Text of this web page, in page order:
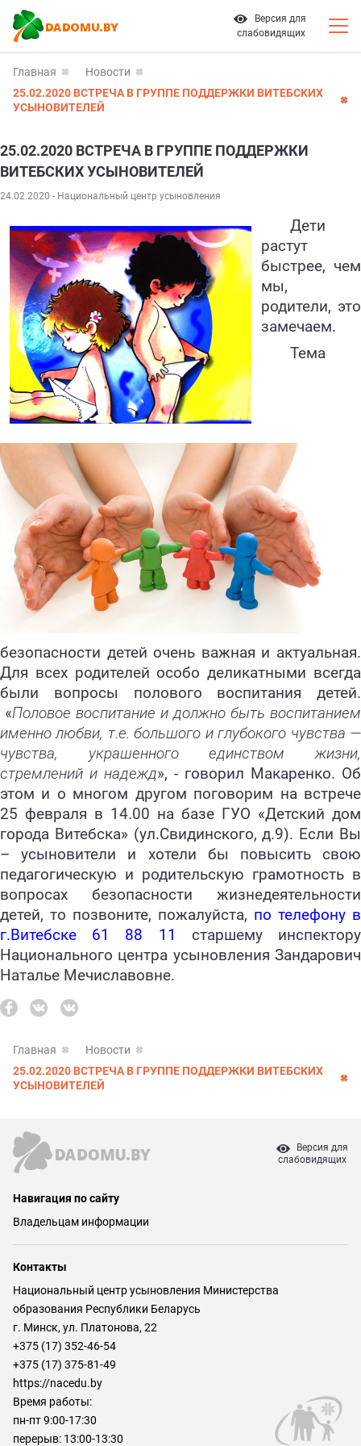
Версия для
слабовидящих
Главная
Новости
25.02.2020 ВСТРЕЧА В ГРУППЕ ПОДДЕРЖКИ ВИТЕБСКИХ
УСЫНОВИТЕЛЕЙ
25.02.2020 ВСТРЕЧА В ГРУППЕ ПОДДЕРЖКИ
ВИТЕБСКИХ УСЫНОВИТЕЛЕЙ
24.02.2020 - Национальный центр усыновления
Дети
растут
быстрее, чем
мы,
родители, это
замечаем.
Тема
безопасности детей очень важная и актуальная.
Для всех родителей особо деликатными всегда
были вопросы полового воспитания детей.
«Половое воспитание и должно быть воспитанием
именно любви, т.е. большого и глубокого чувства —
чувства, украшенного единством жизни,
стремлений и надежд», - говорил Макаренко. Об
этом и о многом другом поговорим на встрече
25 февраля в 14.00 на базе ГУО «Детский дом
города Витебска» (ул.Свидинского, д.9). Если Вы
– усыновители и хотели бы повысить свою
педагогическую и родительскую грамотность в
вопросах безопасности жизнедеятельности
детей, то позвоните, пожалуйста, по телефону в
г.Витебске 61 88 11
старшему инспектору
Национального центра усыновления Зандарович
Наталье Мечиславовне.
Главная
Новости
25.02.2020 ВСТРЕЧА В ГРУППЕ ПОДДЕРЖКИ ВИТЕБСКИХ
УСЫНОВИТЕЛЕЙ
Версия для
слабовидящих
Навигация по сайту
Владельцам информации
Контакты
Национальный центр усыновления Министерства
образования Республики Беларусь
г. Минск, ул. Платонова, 22
+375 (17) 352-46-54
+375 (17) 375-81-49
https://nacedu.by
Время работы:
пн-пт 9:00-17:30
перерыв: 13:00-13:30